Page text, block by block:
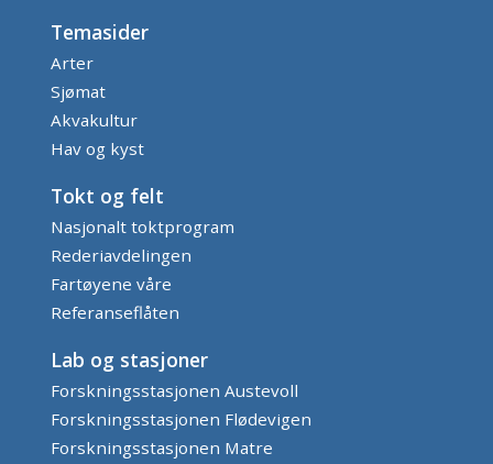
Temasider
Arter
Sjømat
Akvakultur
Hav og kyst
Tokt og felt
Nasjonalt toktprogram
Rederiavdelingen
Fartøyene våre
Referanseflåten
Lab og stasjoner
Forskningsstasjonen Austevoll
Forskningsstasjonen Flødevigen
Forskningsstasjonen Matre